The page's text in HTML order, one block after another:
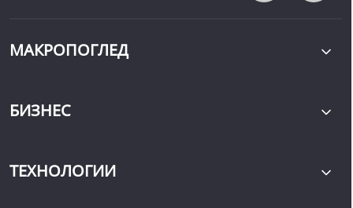
МАКРОПОГЛЕД
БИЗНЕС
ТЕХНОЛОГИИ